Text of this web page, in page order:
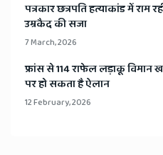
​पत्रकार छत्रपति हत्याकांड में राम
उम्रकैद की सजा
7 March, 2026
​फ्रांस से 114 राफेल लड़ाकू विमान
पर हो सकता है ऐलान
12 February, 2026